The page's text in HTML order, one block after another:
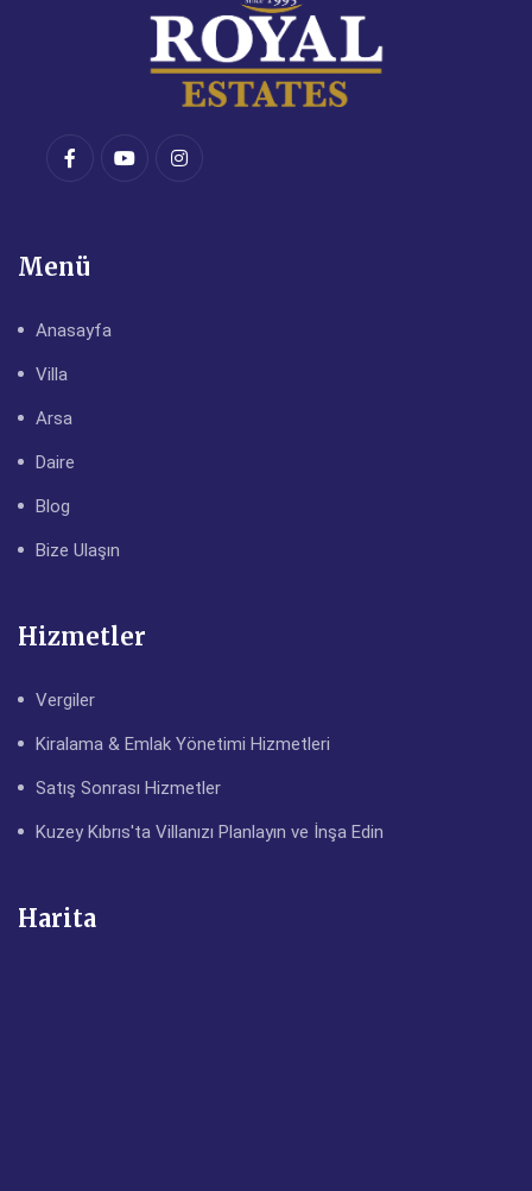
Menü
Anasayfa
Villa
Arsa
Daire
Blog
Bize Ulaşın
Hizmetler
Vergiler
Kiralama & Emlak Yönetimi Hizmetleri
Satış Sonrası Hizmetler
Kuzey Kıbrıs'ta Villanızı Planlayın ve İnşa Edin
Harita